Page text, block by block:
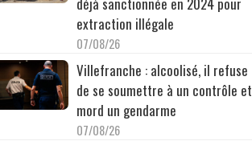
extraction illégale
07/08/26
Villefranche : alcoolisé, il refuse
de se soumettre à un contrôle et
mord un gendarme
07/08/26